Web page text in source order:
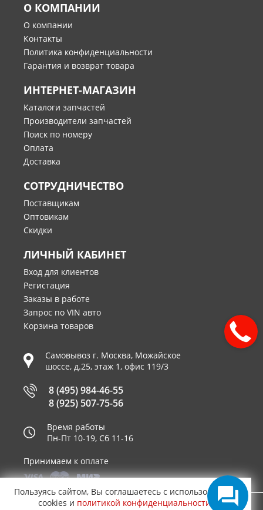
О КОМПАНИИ
О компании
Контакты
Политика конфиденциальности
Гарантия и возврат товара
ИНТЕРНЕТ-МАГАЗИН
Каталоги запчастей
Производители запчастей
Поиск по номеру
Оплата
Доставка
СОТРУДНИЧЕСТВО
Поставщикам
Оптовикам
Скидки
ЛИЧНЫЙ КАБИНЕТ
Вход для клиентов
Регистация
Заказы в работе
Запрос по VIN авто
Корзина товаров
Самовывоз г. Москва, Можайское
шоссе, д.25, этаж 1, офис 119/3
8 (495) 984-46-55
8 (925) 507-75-56
Время работы
Пн-Пт 10-19, Сб 11-16
Принимаем к оплате
Пользуясь сайтом, Вы соглашаетесь с использованием
cookies и политикой конфиденциальности